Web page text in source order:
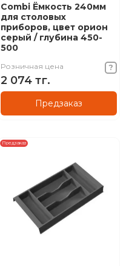
Combi Ёмкость 240мм
для столовых
приборов, цвет орион
серый / глубина 450-
500
Розничная цена
2 074 тг.
Предзаказ
Предзаказ